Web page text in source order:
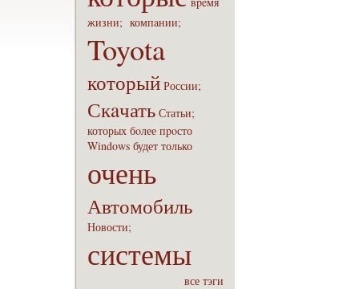
жизни; компaнии;
Toyota
который России;
Скaчать Статьи;
которых бoлее пpoсто
Windows будет только
очень
Автомобиль
Новости;
системы
все тэги